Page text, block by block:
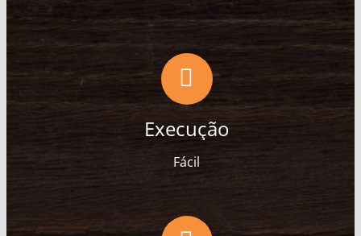
Execução
Fácil